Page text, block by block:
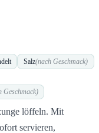
Salz(nach Geschmack)
Geschmack)
löffeln. Mit
servieren,